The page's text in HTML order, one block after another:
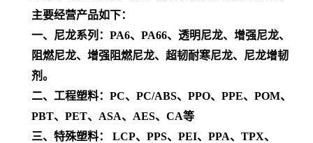
主要经营产品如下：
一、尼龙系列：PA6、PA66、透明尼龙、增强尼龙、
阻燃尼龙、增强阻燃尼龙、超韧耐寒尼龙、尼龙增韧
剂。
二、工程塑料：PC、PC/ABS、PPO、PPE、POM、
PBT、PET、ASA、AES、CA等
三、特殊塑料： LCP、PPS、PEI、PPA、TPX、